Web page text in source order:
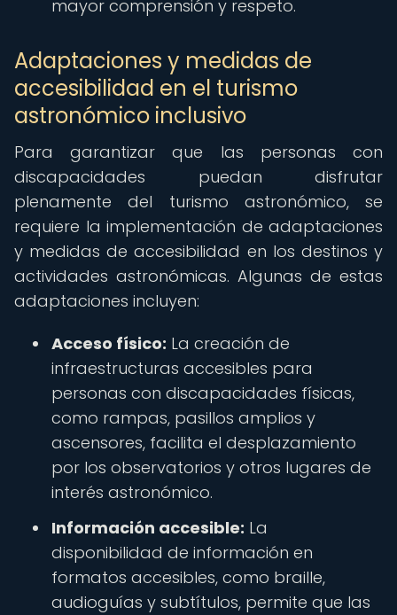
mayor comprensión y respeto.
Adaptaciones y medidas de
accesibilidad en el turismo
astronómico inclusivo
Para garantizar que las personas con
discapacidades puedan disfrutar
plenamente del turismo astronómico, se
requiere la implementación de adaptaciones
y medidas de accesibilidad en los destinos y
actividades astronómicas. Algunas de estas
adaptaciones incluyen:
Acceso físico: La creación de
infraestructuras accesibles para
personas con discapacidades físicas,
como rampas, pasillos amplios y
ascensores, facilita el desplazamiento
por los observatorios y otros lugares de
interés astronómico.
Información accesible: La
disponibilidad de información en
formatos accesibles, como braille,
audioguías y subtítulos, permite que las